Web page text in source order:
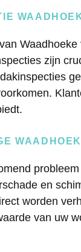
zijn
en
worden
van uw